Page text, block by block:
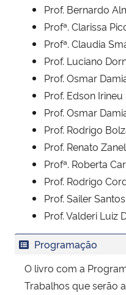
Prof. Bernardo
Profª. Clarissa
Profª. Claudia
Prof. Luciano
Prof. Osmar
Prof. Edson
Prof. Osmar
Prof. Rodrigo
Prof. Renato
Profª. Roberta
Prof. Rodrigo
Prof. Sailer
Prof. Valderi Luiz
Programação
O livro com a
Trabalhos que serão